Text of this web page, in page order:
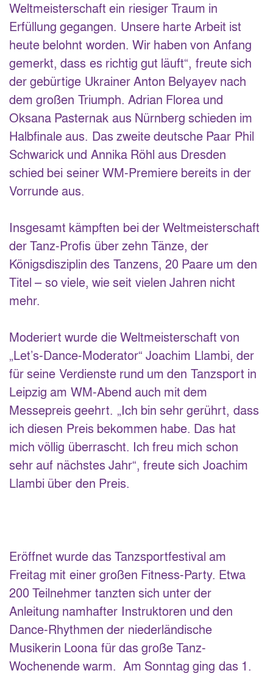
Weltmeisterschaft ein riesiger Traum in
Erfüllung gegangen. Unsere harte Arbeit ist
heute belohnt worden. Wir haben von Anfang
gemerkt, dass es richtig gut läuft“, freute sich
der gebürtige Ukrainer Anton Belyayev nach
dem großen Triumph. Adrian Florea und
Oksana Pasternak aus Nürnberg schieden im
Halbfinale aus. Das zweite deutsche Paar Phil
Schwarick und Annika Röhl aus Dresden
schied bei seiner WM-Premiere bereits in der
Vorrunde aus.
Insgesamt kämpften bei der Weltmeisterschaft
der Tanz-Profis über zehn Tänze, der
Königsdisziplin des Tanzens, 20 Paare um den
Titel – so viele, wie seit vielen Jahren nicht
mehr.
Moderiert wurde die Weltmeisterschaft von
„Let’s-Dance-Moderator“ Joachim Llambi, der
für seine Verdienste rund um den Tanzsport in
Leipzig am WM-Abend auch mit dem
Messepreis geehrt. „Ich bin sehr gerührt, dass
ich diesen Preis bekommen habe. Das hat
mich völlig überrascht. Ich freu mich schon
sehr auf nächstes Jahr“, freute sich Joachim
Llambi über den Preis.
Eröffnet wurde das Tanzsportfestival am
Freitag mit einer großen Fitness-Party. Etwa
200 Teilnehmer tanzten sich unter der
Anleitung namhafter Instruktoren und den
Dance-Rhythmen der niederländische
Musikerin Loona für das große Tanz-
Wochenende warm. Am Sonntag ging das 1.